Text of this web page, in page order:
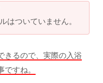
はついていません。
きるので、実際の入浴
すね。